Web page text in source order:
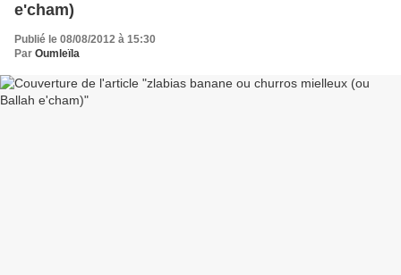
e'cham)
Publié le 08/08/2012 à 15:30
Par Oumleïla